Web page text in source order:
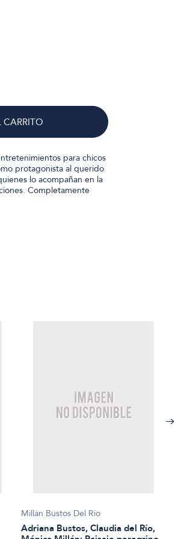
CARRITO
para chicos
protagonista al querido
lo acompañan en la
Completamente
Millán Bustos Del Río
Adriana Bustos, Claudia del Río,